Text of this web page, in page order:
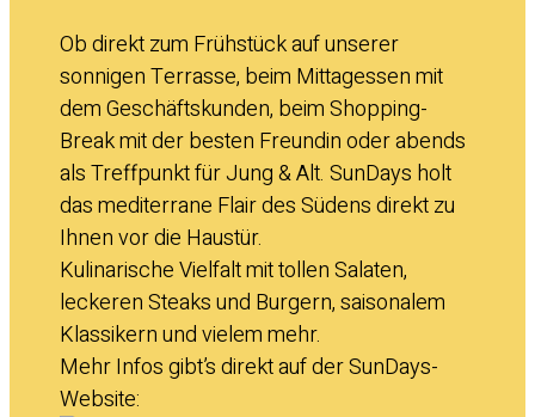
Ob direkt zum Frühstück auf unserer
sonnigen Terrasse, beim Mittagessen mit
dem Geschäftskunden, beim Shopping-
Break mit der besten Freundin oder abends
als Treffpunkt für Jung & Alt. SunDays holt
das mediterrane Flair des Südens direkt zu
Ihnen vor die Haustür.
Kulinarische Vielfalt mit tollen Salaten,
leckeren Steaks und Burgern, saisonalem
Klassikern und vielem mehr.
Mehr Infos gibt’s direkt auf der SunDays-
Website: